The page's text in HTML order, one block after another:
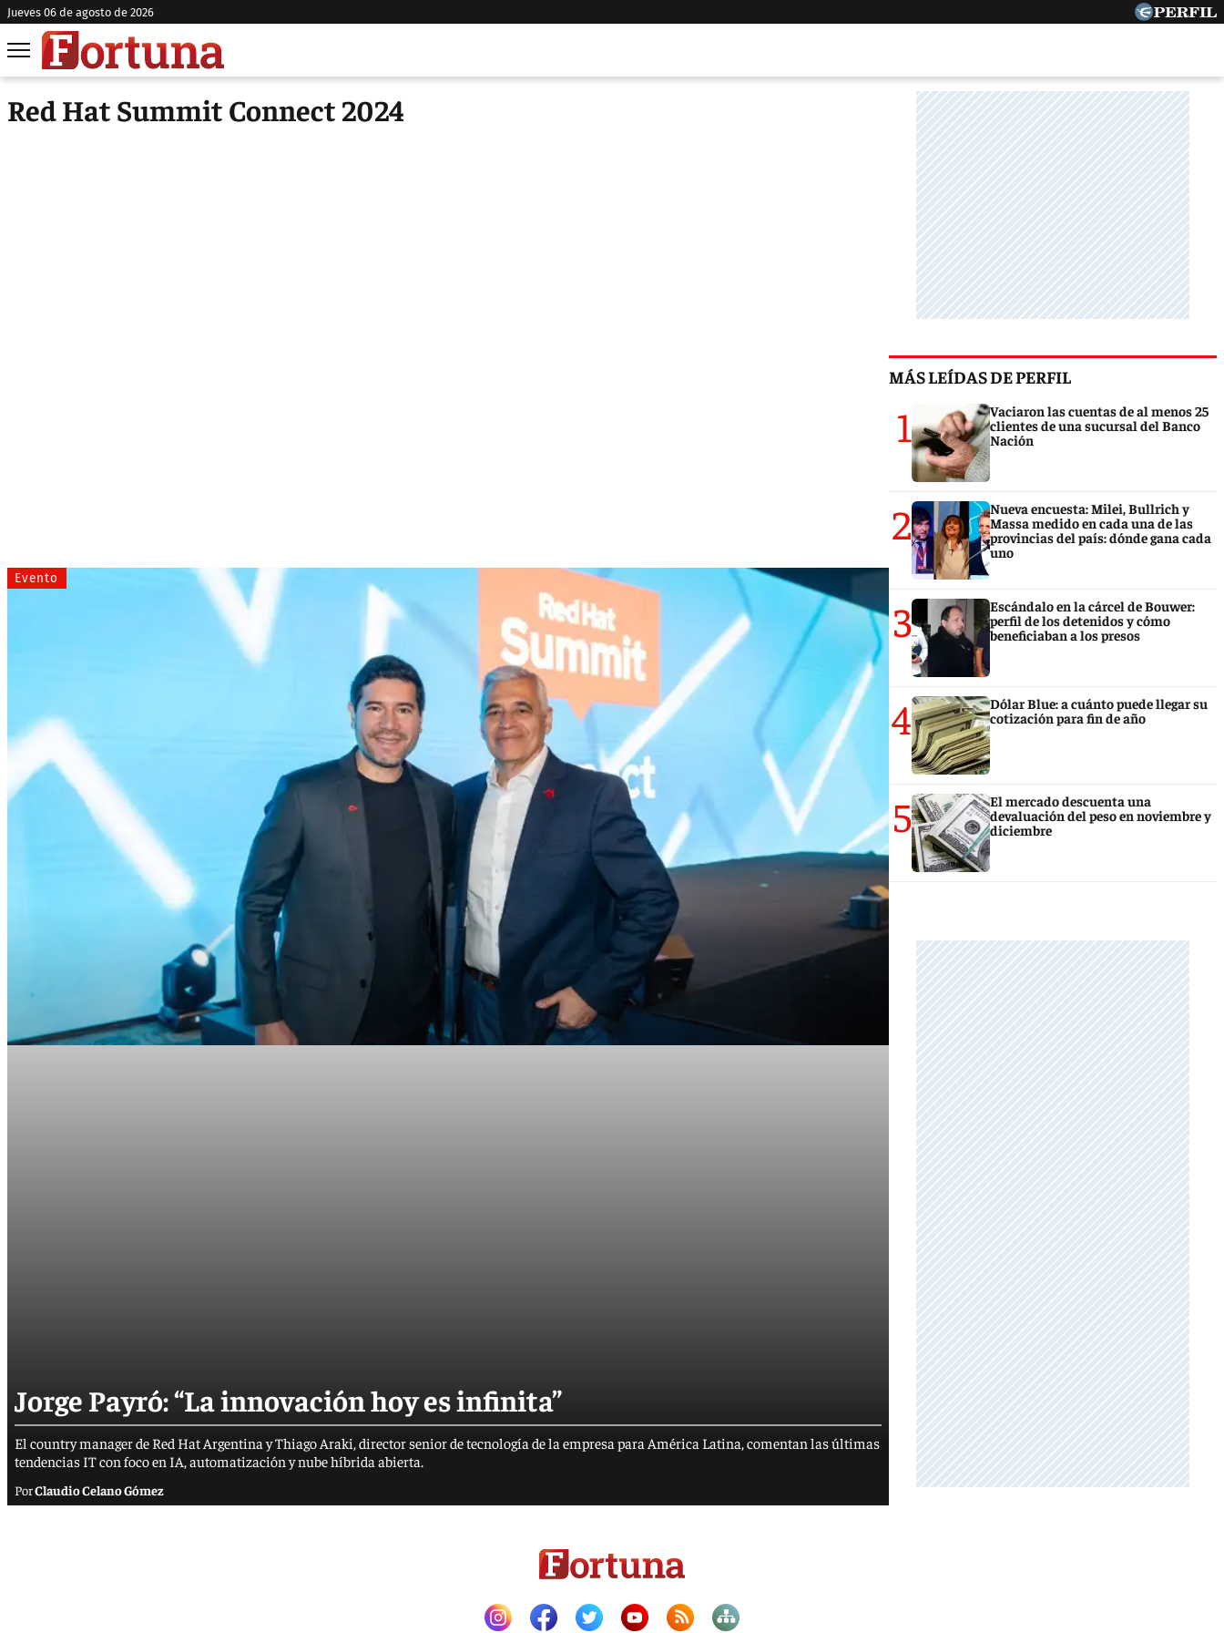
jueves 06 de agosto de 2026
Red Hat Summit Connect 2024
Evento
Jorge Payró: “La innovación hoy es infinita”
El country manager de Red Hat Argentina y Thiago Araki, director senior de tecnología de la empresa para América Latina, comentan las últimas
tendencias IT con foco en IA, automatización y nube híbrida abierta.
Claudio Celano Gómez
MÁS LEÍDAS DE PERFIL
1
Vaciaron las cuentas de al menos 25
clientes de una sucursal del Banco
Nación
2
Nueva encuesta: Milei, Bullrich y
Massa medido en cada una de las
provincias del país: dónde gana cada
uno
3
Escándalo en la cárcel de Bouwer:
perfil de los detenidos y cómo
beneficiaban a los presos
4
Dólar Blue: a cuánto puede llegar su
cotización para fin de año
5
El mercado descuenta una
devaluación del peso en noviembre y
diciembre